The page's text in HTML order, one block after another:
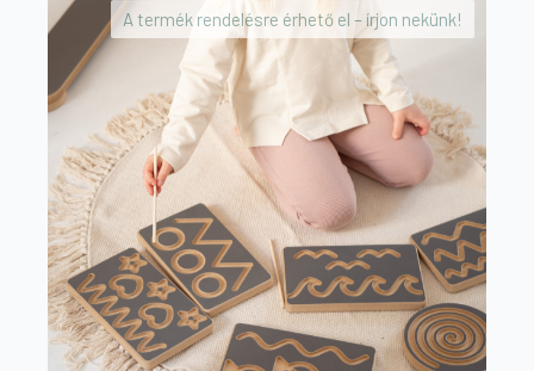
A termék rendelésre érhető el – írjon nekünk!